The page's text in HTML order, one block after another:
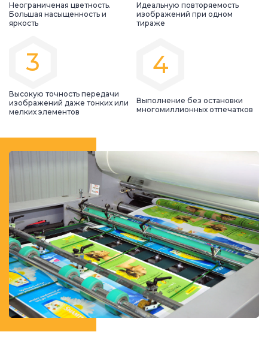
Неограниченая цветность.
Большая насыщенность и
яркость
Идеальную повторяемость
изображений при одном
тираже
3
Высокую точность передачи
изображений даже тонких или
мелких элементов
4
Выполнение без остановки
многомиллионных отпечатков